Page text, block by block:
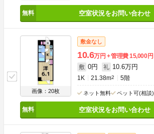
空室状況をお問い合わせ
画像：20枚
敷金なし
10.6万円 管理費15,000円
敷 0円 礼 10.6万円
1K 21.38m2 5階
ネット無料 ペット可(相談)
空室状況をお問い合わせ